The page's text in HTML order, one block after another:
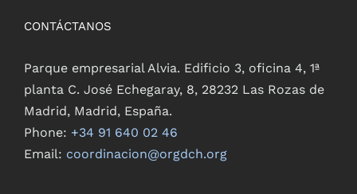
CONTÁCTANOS
Parque empresarial Alvia. Edificio 3, oficina 4, 1ª
planta C. José Echegaray, 8, 28232 Las Rozas de
Madrid, Madrid, España.
Phone: +34 91 640 02 46
Email: coordinacion@orgdch.org